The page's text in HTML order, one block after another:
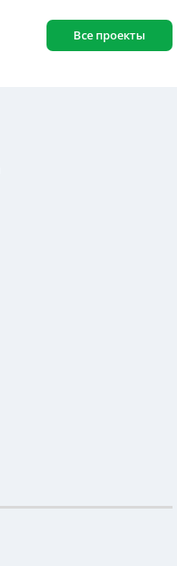
Все проекты